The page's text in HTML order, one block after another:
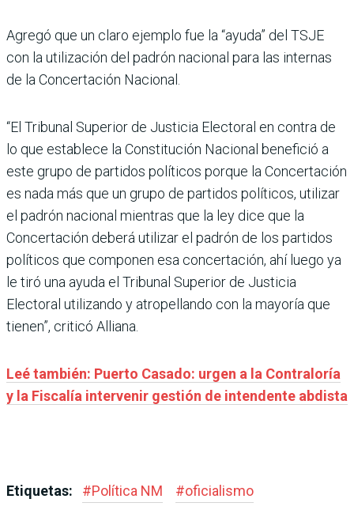
Agregó que un claro ejemplo fue la “ayuda” del TSJE
con la utilización del padrón nacional para las internas
de la Concertación Nacional.
“El Tribunal Superior de Justicia Electoral en contra de
lo que establece la Constitución Nacional benefició a
este grupo de partidos políticos porque la Concertación
es nada más que un grupo de partidos políticos, utilizar
el padrón nacional mientras que la ley dice que la
Concertación deberá utilizar el padrón de los partidos
políticos que componen esa concertación, ahí luego ya
le tiró una ayuda el Tribunal Superior de Justicia
Electoral utilizando y atropellando con la mayoría que
tienen”, criticó Alliana.
Leé también: Puerto Casado: urgen a la Contraloría
y la Fiscalía intervenir gestión de intendente abdista
Etiquetas: #Política NM #oficialismo